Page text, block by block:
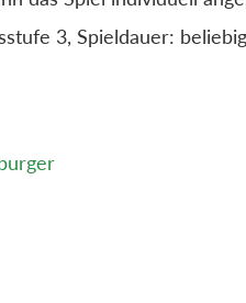
3, Spieldauer: beliebig